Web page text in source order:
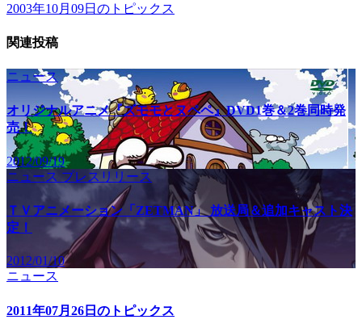
2003年10月09日のトピックス
関連投稿
ニュース
オリジナルアニメ『ズモモとヌペペ』DVD1巻＆2巻同時発
売！
2012/09/19
ニュース プレスリリース
ＴＶアニメーション「ZETMAN」 放送局＆追加キャスト決
定！
2012/01/10
ニュース
2011年07月26日のトピックス